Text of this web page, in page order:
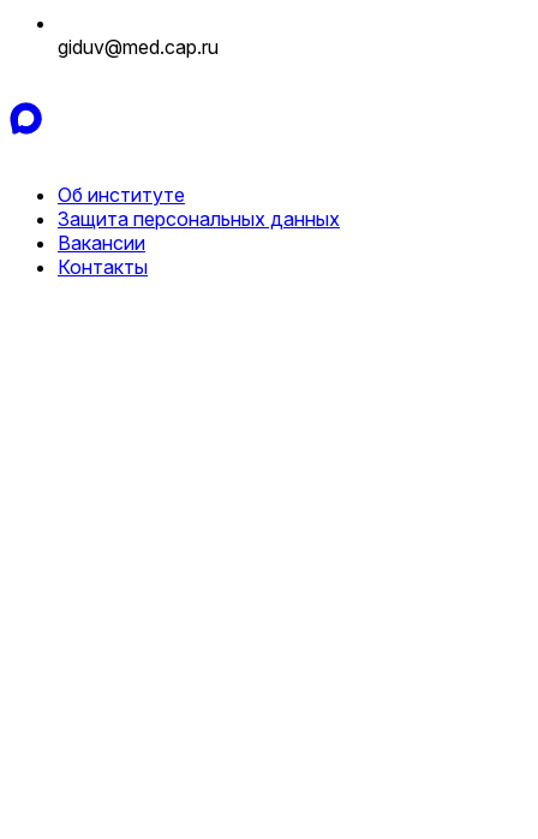
giduv@med.cap.ru
Об институте
Защита персональных данных
Вакансии
Контакты